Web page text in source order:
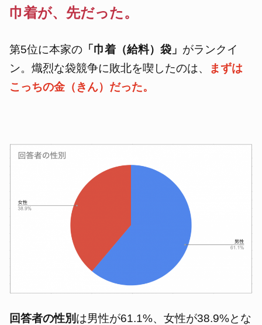
巾着が、先だった。
第5位に本家の 「巾着（給料）袋」 がランクイ
ン。熾烈な袋競争に敗北を喫したのは、
まずは
こっちの金（きん）だった。
回答者の性別 は男性が61.1%、女性が38.9%とな